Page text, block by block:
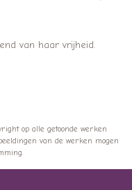
van haar vrijheid.
op alle getoonde werken
van de werken mogen